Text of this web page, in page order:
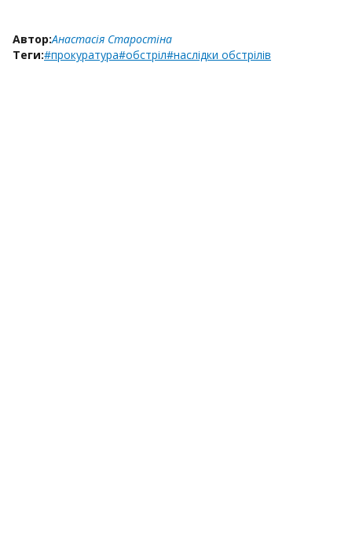
Автор:Анастасія Старостіна
Теги:#прокуратура#обстріл#наслідки обстрілів